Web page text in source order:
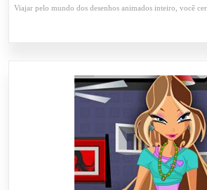
Viajar pelo mundo dos desenhos animados inteiro, você